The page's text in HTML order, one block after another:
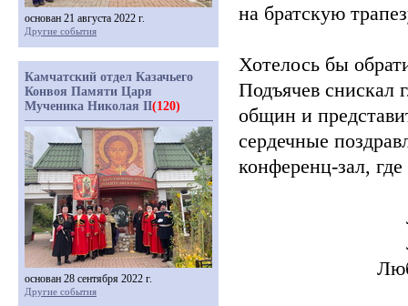
на братскую
Хотелось бы
Подъячев снискал
общин и
сердечные
конференц-зал,
основан 21 августа 2022 г.
Другие события
Камчатский отдел Казачьего
Конвоя Памяти Царя
Мученика Николая II(120)
основан 28 сентября 2022 г.
Другие события